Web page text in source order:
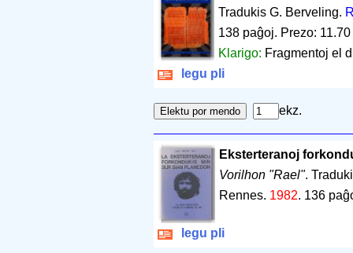
Tradukis G. Berveling.
138 paĝoj. Prezo: 11.70
Klarigo: Fragmentoj el
legu pli
ekz.
Eksterteranoj
Vorilhon "Rael".
Rennes. 1982. 136
legu pli